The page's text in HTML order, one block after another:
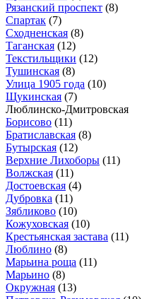
Рязанский проспект (8)
Спартак (7)
Сходненская (8)
Таганская (12)
Текстильщики (12)
Тушинская (8)
Улица 1905 года (10)
Щукинская (7)
Люблинско-Дмитровская
Борисово (11)
Братиславская (8)
Бутырская (12)
Верхние Лихоборы (11)
Волжская (11)
Достоевская (4)
Дубровка (11)
Зябликово (10)
Кожуховская (10)
Крестьянская застава (11)
Люблино (8)
Марьина роща (11)
Марьино (8)
Окружная (13)